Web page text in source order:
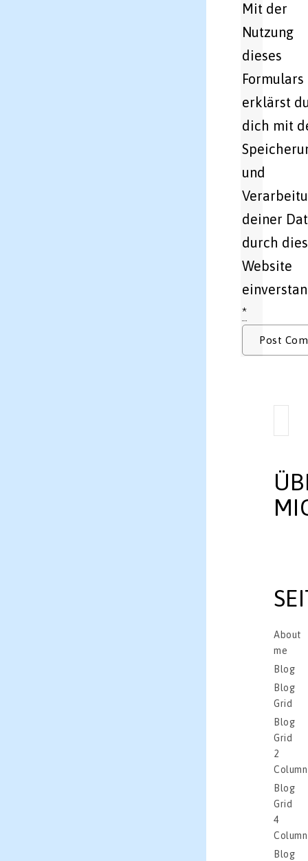
Mit der
Nutzung
dieses
Formulars
erklärst
dich mit
und
deiner
durch
Website
*
About
me
Blog
Blog
Grid
Blog
Grid
2
Column
Blog
Grid
4
Column
Blog